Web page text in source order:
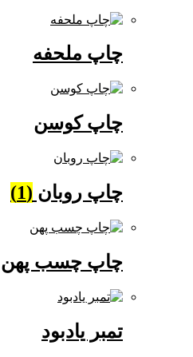
چاپ ملحفه
چاپ کوسن
چاپ روبان(1)
چاپ چسب پهن
تمبر یادبود